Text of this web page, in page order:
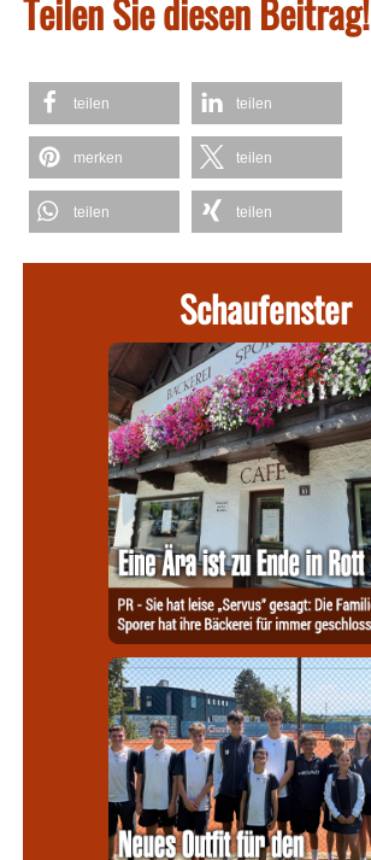
Teilen Sie diesen Beitrag!
teilen teilen
merken teilen
teilen teilen
Schaufenster